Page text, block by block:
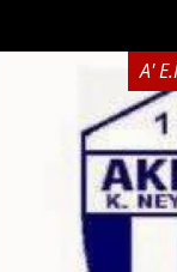
Α'